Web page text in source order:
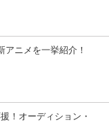
アニメを一挙紹介！
！オーディション・